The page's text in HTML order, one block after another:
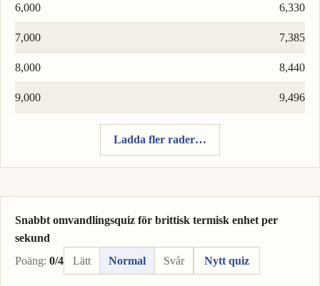
6,000 6,330
7,000 7,385
8,000 8,440
9,000 9,496
Ladda fler rader…
Snabbt omvandlingsquiz för brittisk termisk enhet per
sekund
Poäng: 0/4 Lätt Normal Svår Nytt quiz